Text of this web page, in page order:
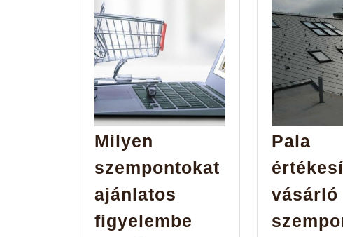
Milyen
szempontokat
ajánlatos
figyelembe
Pala
vásárló